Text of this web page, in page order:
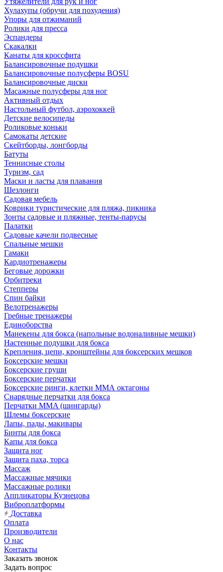
Хулахупы (обручи для похудения)
Упоры для отжиманий
Ролики для пресса
Эспандеры
Скакалки
Канаты для кроссфита
Балансировочные подушки
Балансировочные полусферы BOSU
Балансировочные диски
Масажные полусферы для ног
Активный отдых
Настольный футбол, аэрохоккей
Детские велосипеды
Роликовые коньки
Самокаты детские
Скейтборды, лонгборды
Батуты
Теннисные столы
Туризм, сад
Маски и ласты для плавания
Шезлонги
Садовая мебель
Коврики туристические для пляжа, пикника
Зонты садовые и пляжные, тенты-парусы
Палатки
Садовые качели подвесные
Спальные мешки
Гамаки
Кардиотренажеры
Беговые дорожки
Орбитреки
Степперы
Спин байки
Велотренажеры
Гребные тренажеры
Единоборства
Манекены для бокса (напольные водоналивные мешки)
Настенные подушки для бокса
Крепления, цепи, кронштейны для боксерских мешков
Боксерские мешки
Боксерские груши
Боксерские перчатки
Боксерские ринги, клетки ММА октагоны
Снарядные перчатки для бокса
Перчатки MMA (шингарды)
Шлемы боксерские
Лапы, пады, макивары
Бинты для бокса
Капы для бокса
Защита ног
Защита паха, торса
Массаж
Массажные мячики
Массажные ролики
Аппликаторы Кузнецова
Виброплатформы
Доставка
Оплата
Производители
О нас
Контакты
Заказать звонок
Задать вопрос